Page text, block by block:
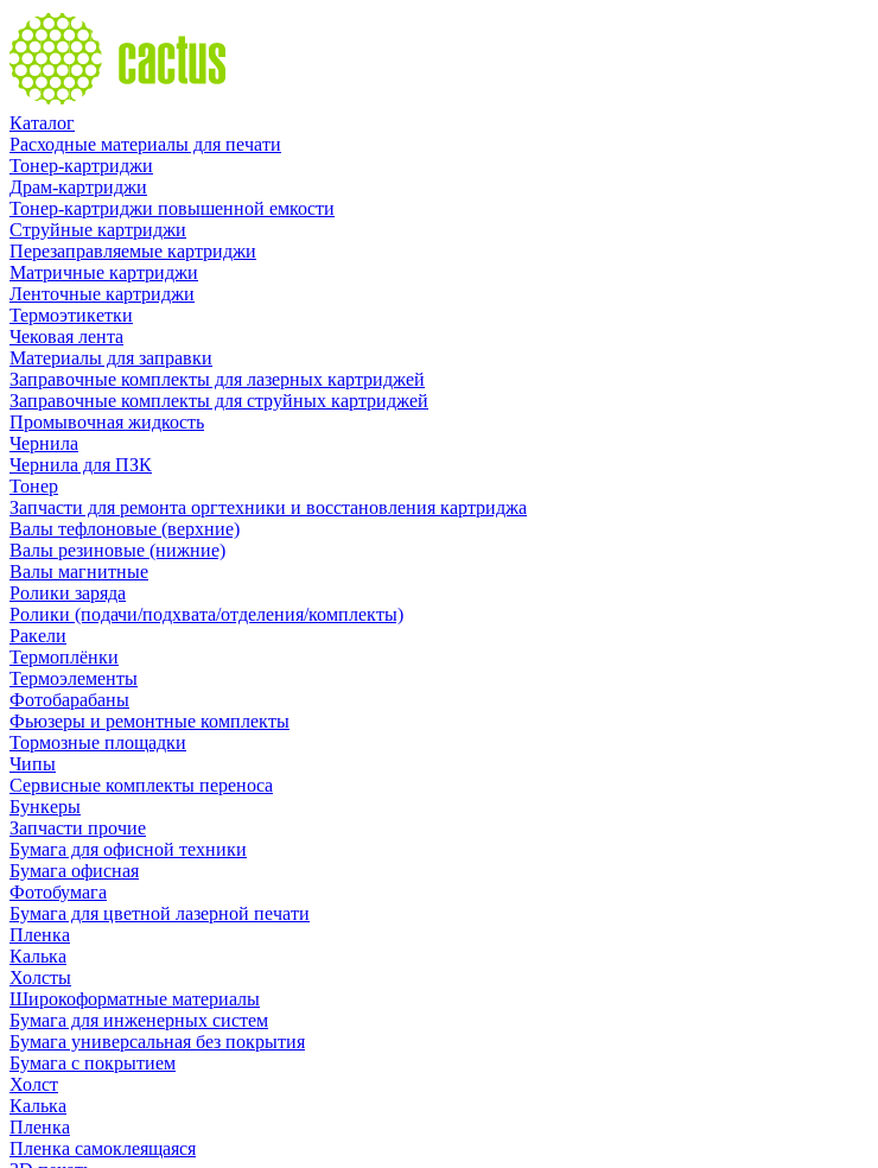
Каталог
Расходные материалы для печати
Тонер-картриджи
Драм-картриджи
Тонер-картриджи повышенной емкости
Струйные картриджи
Перезаправляемые картриджи
Матричные картриджи
Ленточные картриджи
Термоэтикетки
Чековая лента
Материалы для заправки
Заправочные комплекты для лазерных картриджей
Заправочные комплекты для струйных картриджей
Промывочная жидкость
Чернила
Чернила для ПЗК
Тонер
Запчасти для ремонта оргтехники и восстановления картриджа
Валы тефлоновые (верхние)
Валы резиновые (нижние)
Валы магнитные
Ролики заряда
Ролики (подачи/подхвата/отделения/комплекты)
Ракели
Термоплёнки
Термоэлементы
Фотобарабаны
Фьюзеры и ремонтные комплекты
Тормозные площадки
Чипы
Сервисные комплекты переноса
Бункеры
Запчасти прочие
Бумага для офисной техники
Бумага офисная
Фотобумага
Бумага для цветной лазерной печати
Пленка
Калька
Холсты
Широкоформатные материалы
Бумага для инженерных систем
Бумага универсальная без покрытия
Бумага с покрытием
Холст
Калька
Пленка
Пленка самоклеящаяся